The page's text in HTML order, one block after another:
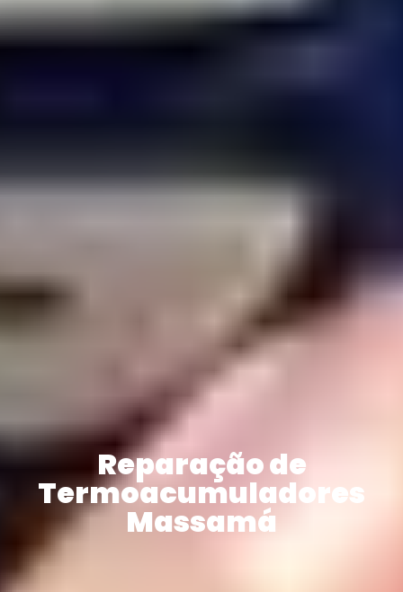
Reparação de
Termoacumuladores
Massamá